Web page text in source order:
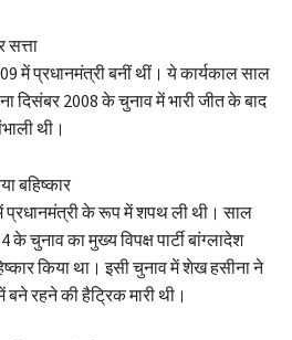
सत्ता
में प्रधानमंत्री बनीं थीं। ये कार्यकाल साल
दिसंबर 2008 के चुनाव में भारी जीत के बाद
थी।
बहिष्कार
प्रधानमंत्री के रूप में शपथ ली थी। साल
चुनाव का मुख्य विपक्ष पार्टी बांग्लादेश
किया था। इसी चुनाव में शेख हसीना ने
बने रहने की हैट्रिक मारी थी।